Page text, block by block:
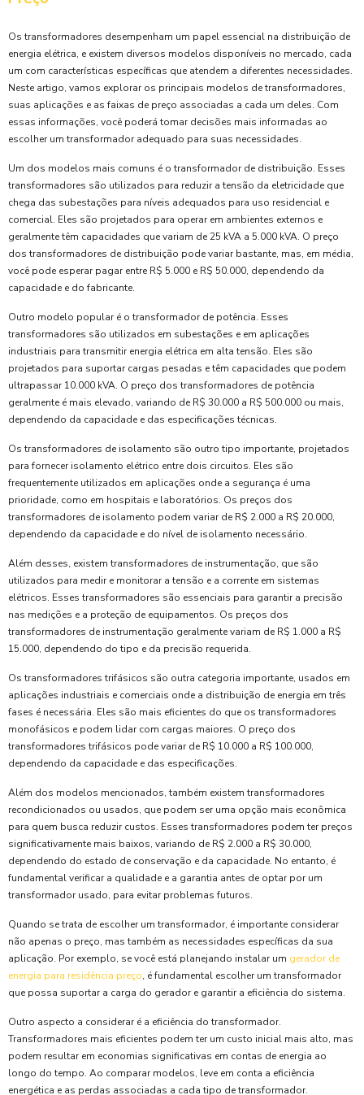
Os transformadores desempenham um papel essencial na distribuição de
energia elétrica, e existem diversos modelos disponíveis no mercado, cada
um com características específicas que atendem a diferentes necessidades.
Neste artigo, vamos explorar os principais modelos de transformadores,
suas aplicações e as faixas de preço associadas a cada um deles. Com
essas informações, você poderá tomar decisões mais informadas ao
escolher um transformador adequado para suas necessidades.
Um dos modelos mais comuns é o transformador de distribuição. Esses
transformadores são utilizados para reduzir a tensão da eletricidade que
chega das subestações para níveis adequados para uso residencial e
comercial. Eles são projetados para operar em ambientes externos e
geralmente têm capacidades que variam de 25 kVA a 5.000 kVA. O preço
dos transformadores de distribuição pode variar bastante, mas, em média,
você pode esperar pagar entre R$ 5.000 e R$ 50.000, dependendo da
capacidade e do fabricante.
Outro modelo popular é o transformador de potência. Esses
transformadores são utilizados em subestações e em aplicações
industriais para transmitir energia elétrica em alta tensão. Eles são
projetados para suportar cargas pesadas e têm capacidades que podem
ultrapassar 10.000 kVA. O preço dos transformadores de potência
geralmente é mais elevado, variando de R$ 30.000 a R$ 500.000 ou mais,
dependendo da capacidade e das especificações técnicas.
Os transformadores de isolamento são outro tipo importante, projetados
para fornecer isolamento elétrico entre dois circuitos. Eles são
frequentemente utilizados em aplicações onde a segurança é uma
prioridade, como em hospitais e laboratórios. Os preços dos
transformadores de isolamento podem variar de R$ 2.000 a R$ 20.000,
dependendo da capacidade e do nível de isolamento necessário.
Além desses, existem transformadores de instrumentação, que são
utilizados para medir e monitorar a tensão e a corrente em sistemas
elétricos. Esses transformadores são essenciais para garantir a precisão
nas medições e a proteção de equipamentos. Os preços dos
transformadores de instrumentação geralmente variam de R$ 1.000 a R$
15.000, dependendo do tipo e da precisão requerida.
Os transformadores trifásicos são outra categoria importante, usados em
aplicações industriais e comerciais onde a distribuição de energia em três
fases é necessária. Eles são mais eficientes do que os transformadores
monofásicos e podem lidar com cargas maiores. O preço dos
transformadores trifásicos pode variar de R$ 10.000 a R$ 100.000,
dependendo da capacidade e das especificações.
Além dos modelos mencionados, também existem transformadores
recondicionados ou usados, que podem ser uma opção mais econômica
para quem busca reduzir custos. Esses transformadores podem ter preços
significativamente mais baixos, variando de R$ 2.000 a R$ 30.000,
dependendo do estado de conservação e da capacidade. No entanto, é
fundamental verificar a qualidade e a garantia antes de optar por um
transformador usado, para evitar problemas futuros.
Quando se trata de escolher um transformador, é importante considerar
não apenas o preço, mas também as necessidades específicas da sua
aplicação. Por exemplo, se você está planejando instalar um gerador de
energia para residência preço, é fundamental escolher um transformador
que possa suportar a carga do gerador e garantir a eficiência do sistema.
Outro aspecto a considerar é a eficiência do transformador.
Transformadores mais eficientes podem ter um custo inicial mais alto, mas
podem resultar em economias significativas em contas de energia ao
longo do tempo. Ao comparar modelos, leve em conta a eficiência
energética e as perdas associadas a cada tipo de transformador.